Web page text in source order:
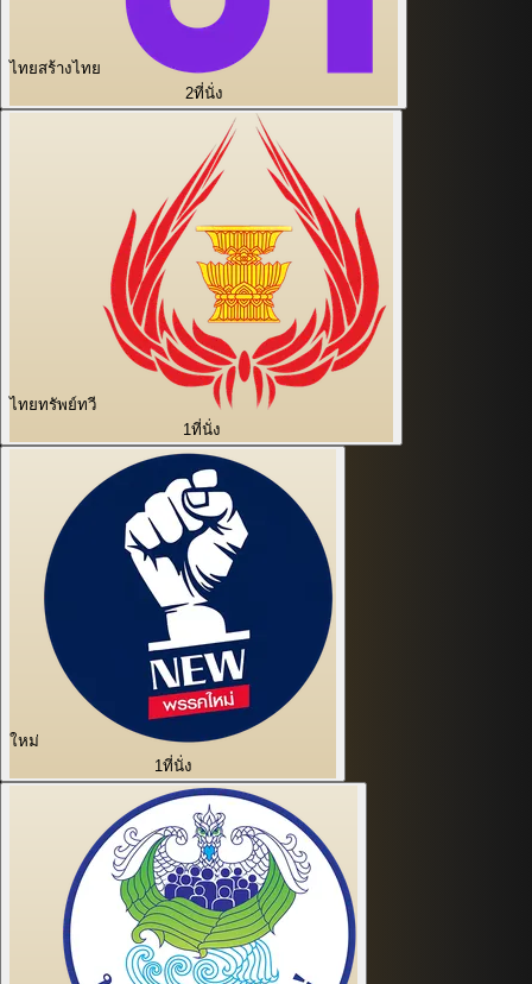
ไทยสร้างไทย
2ที่นั่ง
ไทยทรัพย์ทวี
1ที่นั่ง
ใหม่
1ที่นั่ง